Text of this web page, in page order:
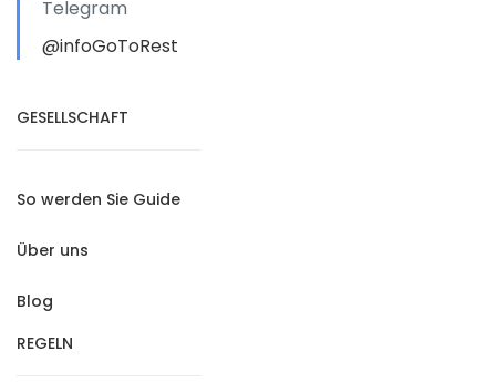
Telegram
@infoGoToRest
GESELLSCHAFT
So werden Sie Guide
Über uns
Blog
REGELN